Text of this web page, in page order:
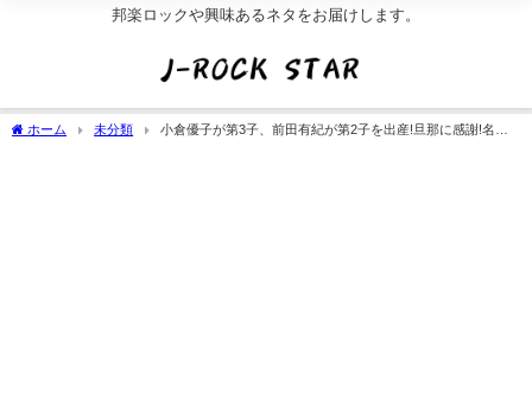
邦楽ロックや興味あるネタをお届けします。
ホーム 未分類
小倉優子が第3子、前田有紀が第2子を出産!旦那に感謝!名前